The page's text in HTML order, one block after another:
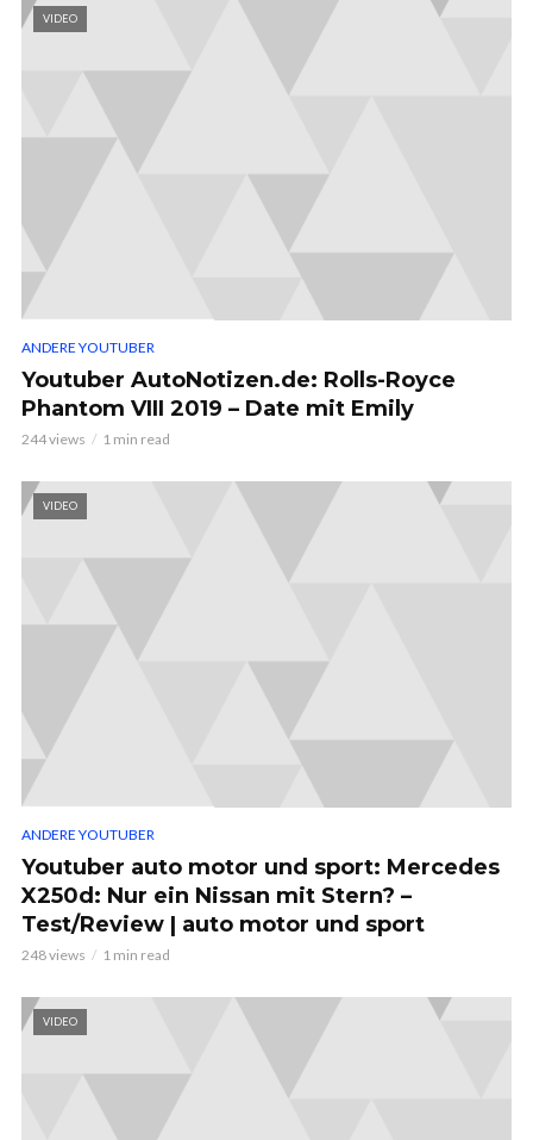
VIDEO
ANDERE YOUTUBER
Youtuber AutoNotizen.de: Rolls-Royce
Phantom VIII 2019 – Date mit Emily
244 views 1 min read
VIDEO
ANDERE YOUTUBER
Youtuber auto motor und sport: Mercedes
X250d: Nur ein Nissan mit Stern? –
Test/Review | auto motor und sport
248 views 1 min read
VIDEO